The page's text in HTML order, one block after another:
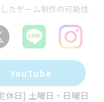
たゲーム制作の可能性
YouTube
休日] 土曜日・日曜日